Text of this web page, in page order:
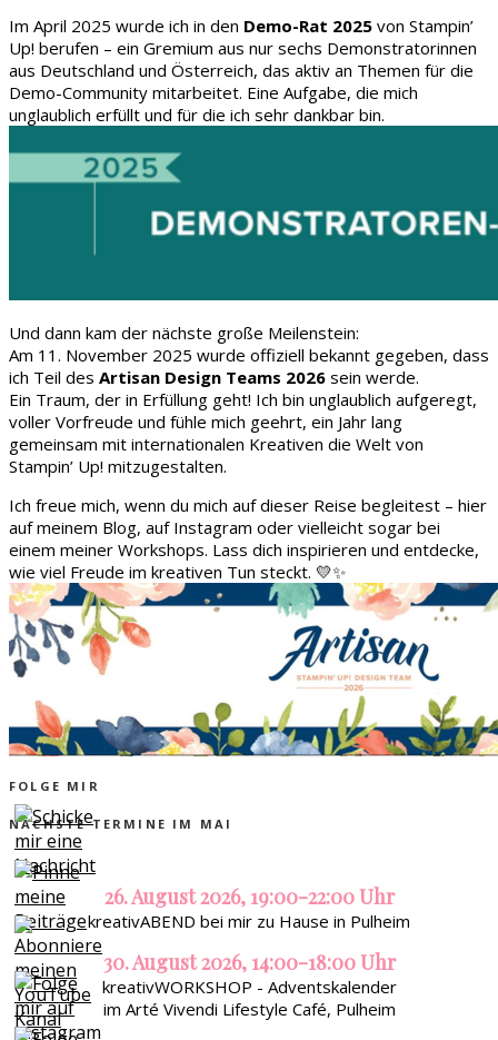
Im April 2025 wurde ich in den Demo-Rat 2025 von Stampin’
Up! berufen – ein Gremium aus nur sechs Demonstratorinnen
aus Deutschland und Österreich, das aktiv an Themen für die
Demo-Community mitarbeitet. Eine Aufgabe, die mich
unglaublich erfüllt und für die ich sehr dankbar bin.
Und dann kam der nächste große Meilenstein:
Am 11. November 2025 wurde offiziell bekannt gegeben, dass
ich Teil des Artisan Design Teams 2026 sein werde.
Ein Traum, der in Erfüllung geht! Ich bin unglaublich aufgeregt,
voller Vorfreude und fühle mich geehrt, ein Jahr lang
gemeinsam mit internationalen Kreativen die Welt von
Stampin’ Up! mitzugestalten.
Ich freue mich, wenn du mich auf dieser Reise begleitest – hier
auf meinem Blog, auf Instagram oder vielleicht sogar bei
einem meiner Workshops. Lass dich inspirieren und entdecke,
wie viel Freude im kreativen Tun steckt. 💛✨
FOLGE MIR
NÄCHSTE TERMINE IM MAI
26. August 2026, 19:00-22:00 Uhr
kreativABEND bei mir zu Hause in Pulheim
30. August 2026, 14:00-18:00 Uhr
kreativWORKSHOP - Adventskalender
im Arté Vivendi Lifestyle Café, Pulheim